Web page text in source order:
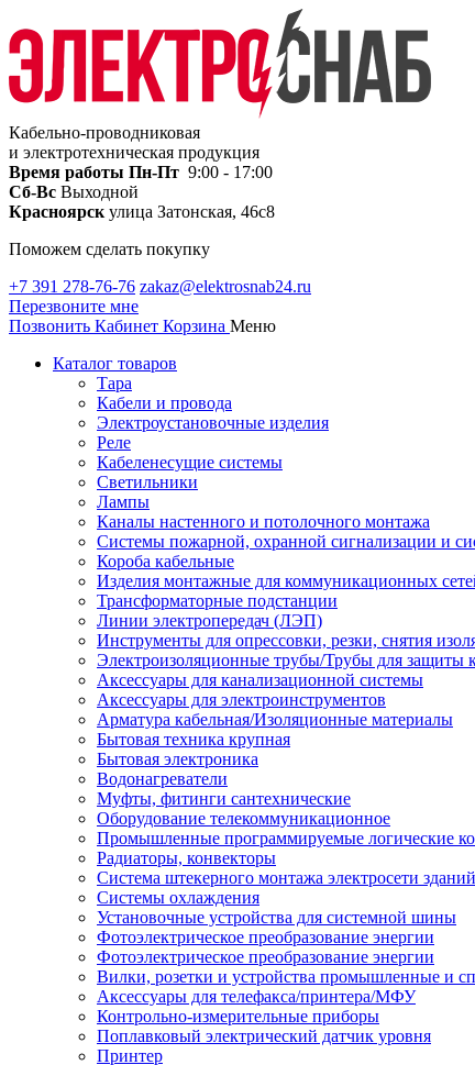
Кабельно-проводниковая
и электротехническая продукция
Время работы Пн-Пт 9:00 - 17:00
Сб-Вс Выходной
Красноярск улица Затонская, 46с8
Поможем сделать покупку
+7 391 278-76-76 zakaz@elektrosnab24.ru
Перезвоните мне
Позвонить Кабинет Корзина Меню
Каталог товаров
Тара
Кабели и провода
Электроустановочные изделия
Реле
Кабеленесущие системы
Светильники
Лампы
Каналы настенного и потолочного монтажа
Системы пожарной, охранной сигнализации и
Короба кабельные
Изделия монтажные для коммуникационных
Трансформаторные подстанции
Линии электропередач (ЛЭП)
Инструменты для опрессовки, резки, снятия
Электроизоляционные трубы/Трубы для защиты
Аксессуары для канализационной системы
Аксессуары для электроинструментов
Арматура кабельная/Изоляционные материалы
Бытовая техника крупная
Бытовая электроника
Водонагреватели
Муфты, фитинги сантехнические
Оборудование телекоммуникационное
Промышленные программируемые логические
Радиаторы, конвекторы
Система штекерного монтажа электросети зданий
Системы охлаждения
Установочные устройства для системной шины
Фотоэлектрическое преобразование энергии
Фотоэлектрическое преобразование энергии
Вилки, розетки и устройства промышленные и
Аксессуары для телефакса/принтера/МФУ
Контрольно-измерительные приборы
Поплавковый электрический датчик уровня
Принтер